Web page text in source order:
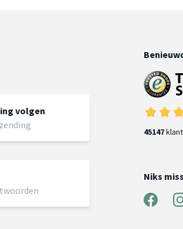
volgen
45147
Niks